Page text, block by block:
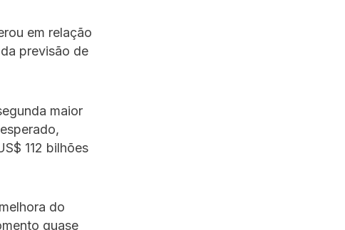
em relação
previsão de
maior
112 bilhões
do
quase